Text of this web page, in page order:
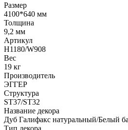
Размер
4100*640 мм
Толщина
9,2 мм
Артикул
H1180/W908
Вес
19 кг
Производитель
ЭГГЕР
Структура
ST37/ST32
Название декора
Дуб Галифакс натуральный/Белый
Тип декора